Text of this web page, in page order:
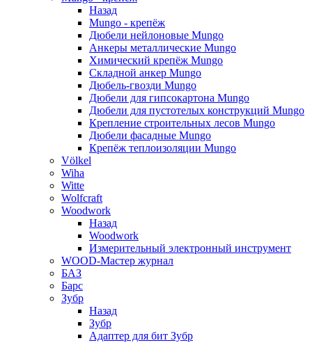
Назад
Mungo - крепёж
Дюбели нейлоновые Mungo
Анкеры металлические Mungo
Химический крепёж Mungo
Складной анкер Mungo
Дюбель-гвозди Mungo
Дюбели для гипсокартона Mungo
Дюбели для пустотелых конструкций Mungo
Крепление строительных лесов Mungo
Дюбели фасадные Mungo
Крепёж теплоизоляции Mungo
Völkel
Wiha
Witte
Wolfcraft
Woodwork
Назад
Woodwork
Измерительный электронный инструмент
WOOD-Мастер журнал
БАЗ
Барс
Зубр
Назад
Зубр
Адаптер для бит Зубр